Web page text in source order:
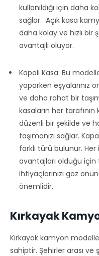
kullanıldığı için daha
sağlar. Açık kasa
daha kolay ve hızlı bir
avantajlı oluyor.
Kapalı Kasa: Bu
yaparken eşyalarınız
ve daha rahat bir
kasaların her tarafının
düzenli bir şekilde ve
taşımanızı sağlar.
farklı türü bulunur.
avantajları olduğu
ihtiyaçlarınızı göz
önemlidir.
Kırkayak
Kırkayak kamyon
sahiptir. Şehirler arası ve